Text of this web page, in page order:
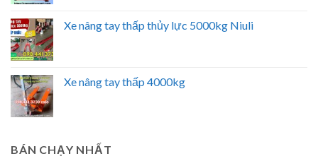
Xe nâng tay thấp thủy lực 5000kg Niuli
Xe nâng tay thấp 4000kg
BÁN CHẠY NHẤT